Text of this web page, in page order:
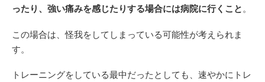
ったり、強い痛みを感じたりする場合には病院に行くこと。
この場合は、怪我をしてしまっている可能性が考えられま
す。
トレーニングをしている最中だったとしても、速やかにトレ